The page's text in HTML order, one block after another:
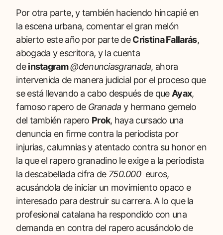
Por otra parte, y también haciendo hincapié en
la escena urbana, comentar el gran melón
abierto este año por parte deCristina Fallarás,
abogada y escritora, y la cuenta
deinstagram @denunciasgranada, ahora
intervenida de manera judicial por el proceso que
se está llevando a cabo después de queAyax,
famoso rapero de Granada y hermano gemelo
del también rapero Prok, haya cursado una
denuncia en firme contra la periodista por
injurias, calumnias y atentado contra su honor en
la que el rapero granadino le exige a la periodista
la descabellada cifra de 750.000 euros,
acusándola de iniciar un movimiento opaco e
interesado para destruir su carrera. A lo que la
profesional catalana ha respondido con una
demanda en contra del rapero acusándolo de